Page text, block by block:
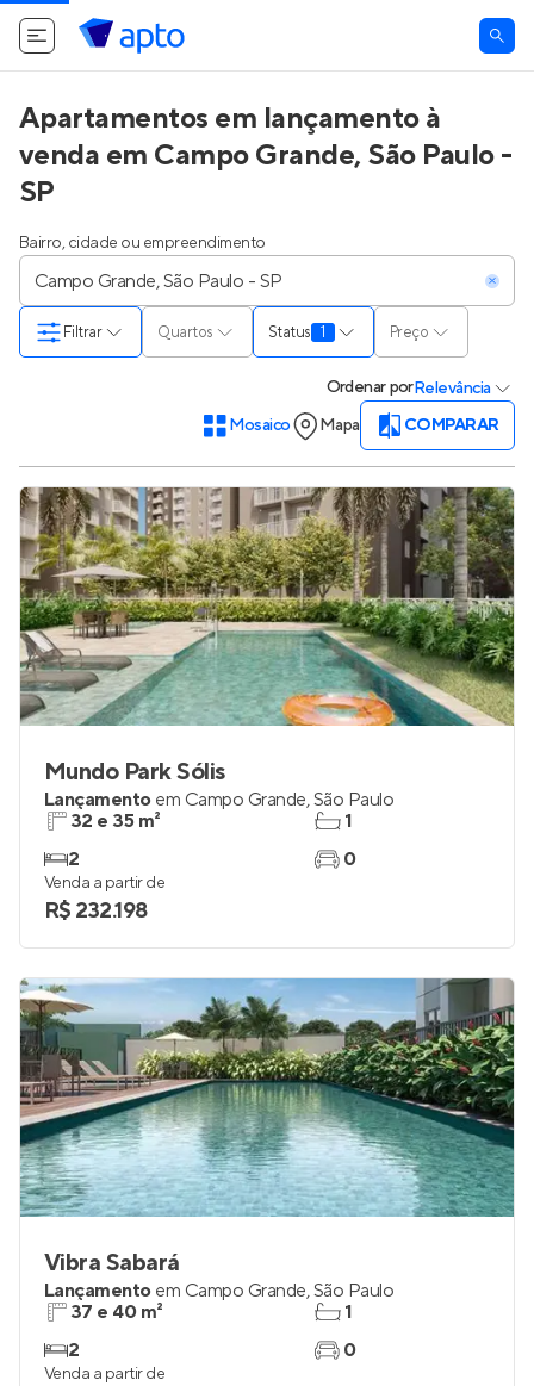
Apartamentos em lançamento à
venda em Campo Grande, São Paulo -
SP
Bairro, cidade ou empreendimento
Quartos Status 1 Preço
Filtrar
OrdenarporRelevância
Mosaico
Mapa COMPARAR
Mundo Park Sólis
Lançamento em Campo Grande,São Paulo
32 e 35 m²
2
1
0
Venda a partir de
R$ 232.198
Vibra Sabará
Lançamento em Campo Grande,São Paulo
37 e 40 m²
2
1
0
Venda a partir de